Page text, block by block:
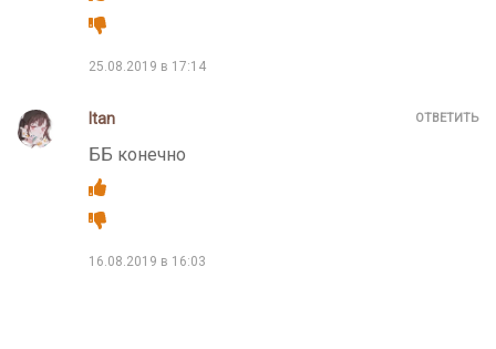
25.08.2019 в 17:14
Itan
ББ конечно
16.08.2019 в 16:03
ОТВЕТИТЬ